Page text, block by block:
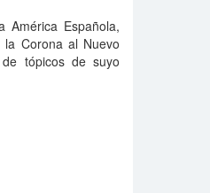
América Española,
Corona al Nuevo
tópicos de suyo